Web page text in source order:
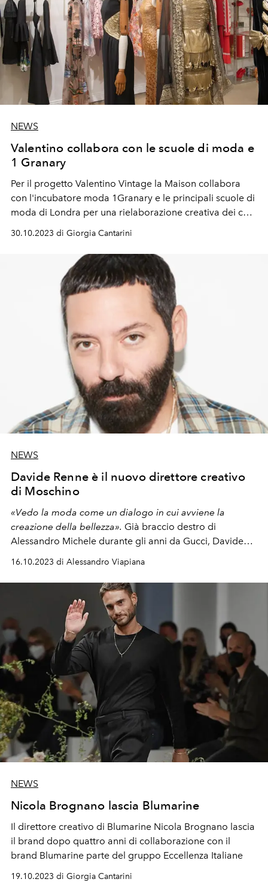
NEWS
Valentino collabora con le scuole di moda e
1 Granary
Per il progetto Valentino Vintage la Maison collabora
con l'incubatore moda 1Granary e le principali scuole di
moda di Londra per una rielaborazione creativa dei capi
30.10.2023 di Giorgia Cantarini
NEWS
Davide Renne è il nuovo direttore creativo
di Moschino
«Vedo la moda come un dialogo in cui avviene la
creazione della bellezza». Già braccio destro di
Alessandro Michele durante gli anni da Gucci, Davide
Renne sarà alla guida creativa della
Franco Moschino nel 1983.
16.10.2023 di Alessandro Viapiana
NEWS
Nicola Brognano lascia Blumarine
Il direttore creativo di Blumarine Nicola Brognano lascia
il brand dopo quattro anni di collaborazione con il
brand Blumarine parte del gruppo Eccellenza Italiane
19.10.2023 di Giorgia Cantarini